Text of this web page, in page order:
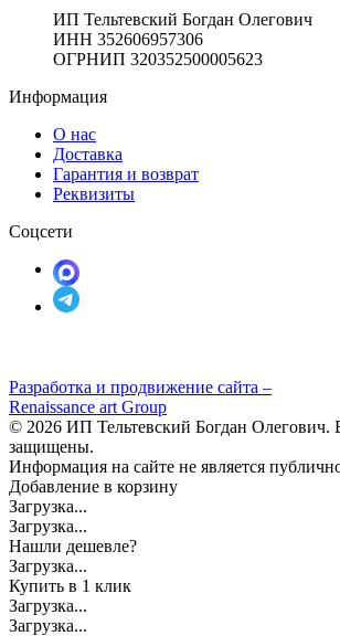
ИП Тельтевский Богдан Олегович
ИНН 352606957306
ОГРНИП 320352500005623
Информация
О нас
Доставка
Гарантия и возврат
Реквизиты
Соцсети
Разработка и продвижение сайта –
Renaissance art Group
© 2026 ИП Тельтевский Богдан Олегович.
защищены.
Информация на сайте не является
Добавление в корзину
Загрузка...
Загрузка...
Нашли дешевле?
Загрузка...
Купить в 1 клик
Загрузка...
Загрузка...